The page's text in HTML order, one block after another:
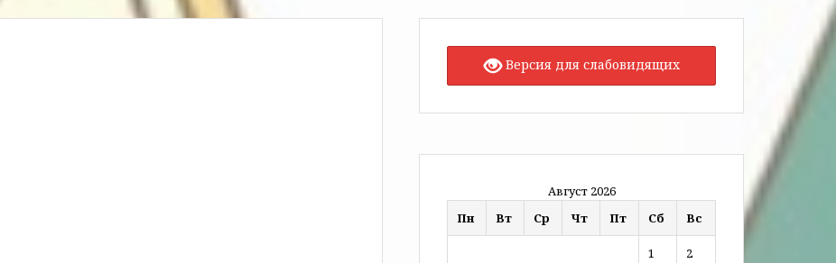
Версия для слабовидящих
Август 2026
Пн
Вт Ср Чт Пт Сб Вс
1 2